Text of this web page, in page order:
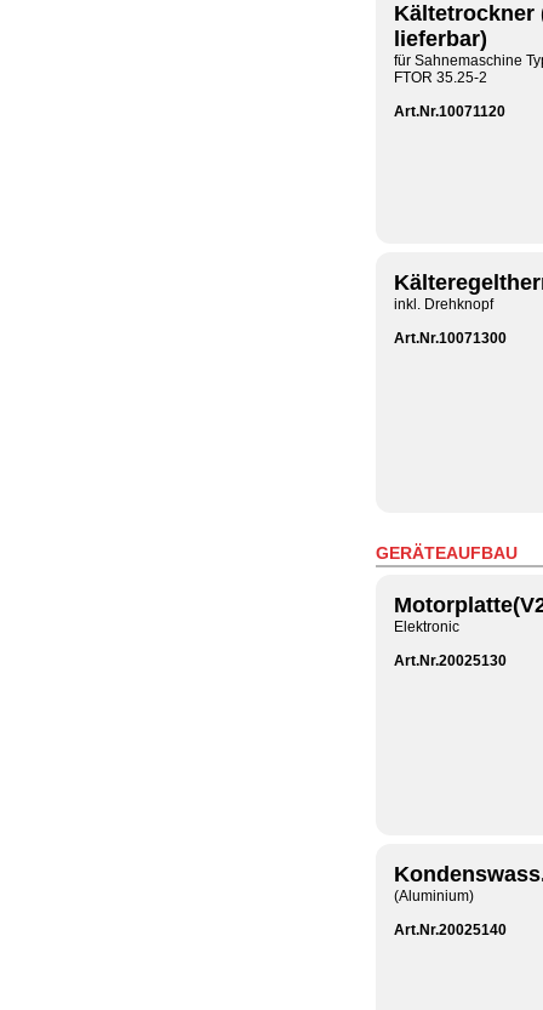
Kältetrockner
lieferbar)
für Sahnemaschine
FTOR 35.25-2
Art.Nr.10071120
inkl. Drehknopf
Art.Nr.10071300
GERÄTEAUFBAU
Elektronic
Art.Nr.20025130
(Aluminium)
Art.Nr.20025140